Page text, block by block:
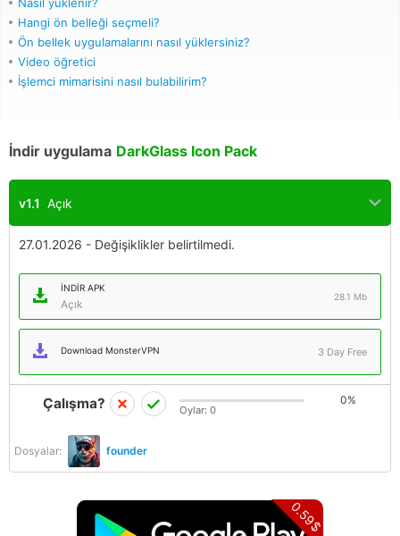
Hangi ön belleği seçmeli?
Ön bellek uygulamalarını nasıl yüklersiniz?
Video öğretici
İşlemci mimarisini nasıl bulabilirim?
İndir uygulama DarkGlass Icon Pack
v1.1 Açık
27.01.2026 - Değişiklikler belirtilmedi.
İNDIR APK
Açık
28.1 Mb
Download MonsterVPN 3 Day Free
Dosyalar: founder
Çalışma? 0%
Oylar: 0
0.59$